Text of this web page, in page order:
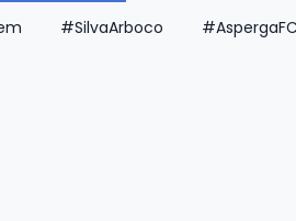
#SilvaArboco #AspergaFC